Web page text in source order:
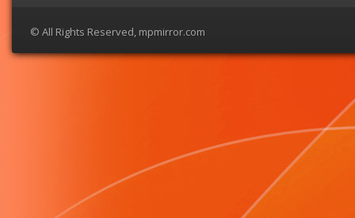
© All Rights Reserved, mpmirror.com